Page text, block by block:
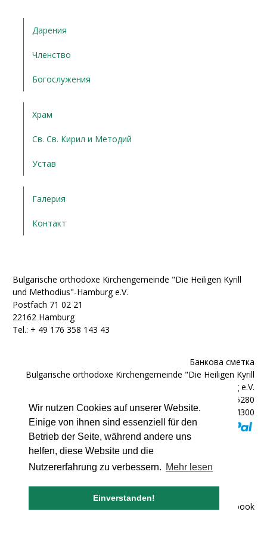
Wir nutzen Cookies auf unserer Website.
Einige von ihnen sind essenziell für den
Betrieb der Seite, während andere uns
helfen, diese Website und die
Nutzererfahrung zu verbessern. Mehr lesen
Einverstanden!
Дарения
Членство
Богослужения
Храм
Св. Св. Кирил и Методий
Устав
Галерия
Контакт
Bulgarische orthodoxe Kirchengemeinde "Die Heiligen Kyrill
und Methodius"-Hamburg e.V.
Postfach 71 02 21
22162 Hamburg
Tel.: + ‭49 176 358 143 43‬
Банкова сметка
Bulgarische orthodoxe Kirchengemeinde "Die Heiligen Kyrill
und Methodius"-Hamburg e.V.
IBAN: DE92200300000602025280
BIC: HYVEDEMM300
© 2007 - 2026 bulgarische-kirche.de
Facebook